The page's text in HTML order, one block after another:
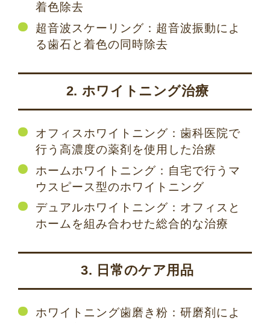
着色除去
超音波スケーリング：超音波振動によ
る歯石と着色の同時除去
2. ホワイトニング治療
オフィスホワイトニング：歯科医院で
行う高濃度の薬剤を使用した治療
ホームホワイトニング：自宅で行うマ
ウスピース型のホワイトニング
デュアルホワイトニング：オフィスと
ホームを組み合わせた総合的な治療
3. 日常のケア用品
ホワイトニング歯磨き粉：研磨剤によ